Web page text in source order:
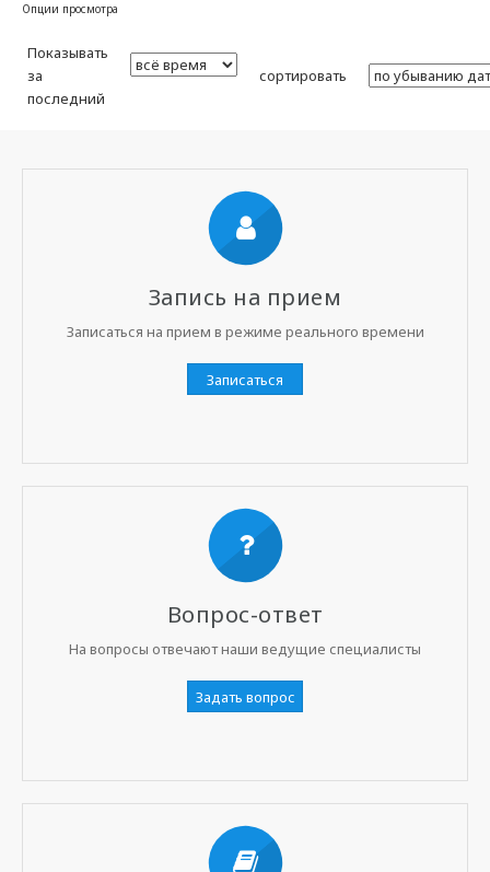
Опции просмотра
Показывать
за
последний
сортировать
Запись на прием
Записаться на прием в режиме реального времени
Записаться
Вопрос-ответ
На вопросы отвечают наши ведущие специалисты
Задать вопрос